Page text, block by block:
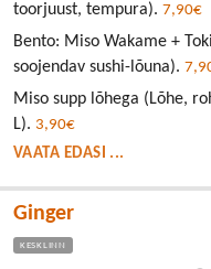
toorjuust, tempura). 7,90€
Bento: Miso Wakame +
soojendav sushi-lõuna).
Miso supp lõhega (Lõhe,
L). 3,90€
VAATA EDASI ...
Ginger
KESKLINN